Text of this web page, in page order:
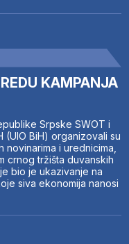
KAMPANJA
Srpske SWOT i
BiH) organizovali su
i urednicima,
crnog tržišta duvanskih
bio je ukazivanje na
siva ekonomija nanosi